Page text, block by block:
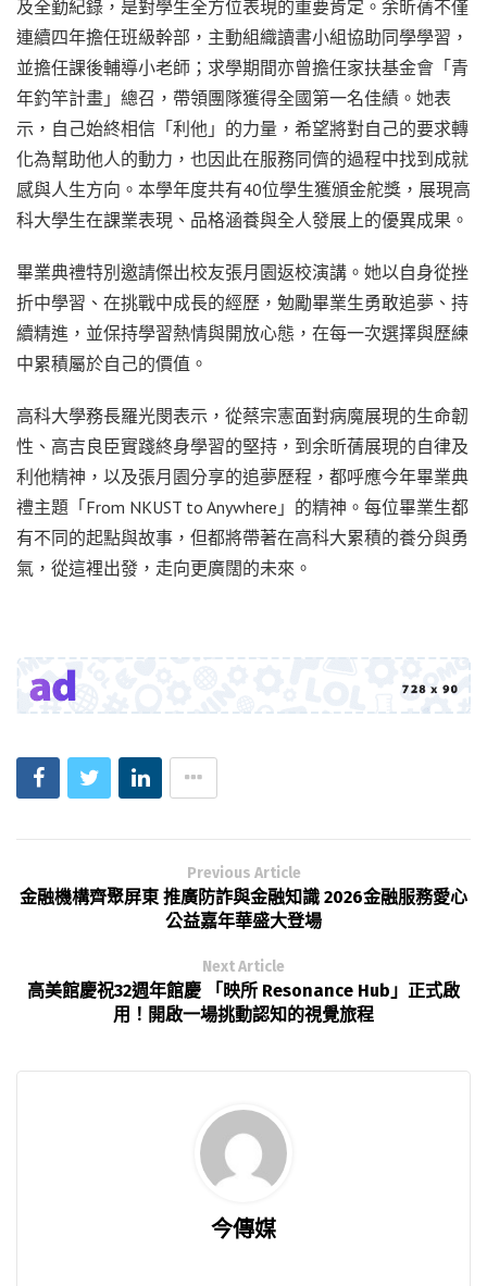
及全勤紀錄，是對學生全方位表現的重要肯定。余昕蒨不僅
連續四年擔任班級幹部，主動組織讀書小組協助同學學習，
並擔任課後輔導小老師；求學期間亦曾擔任家扶基金會「青
年釣竿計畫」總召，帶領團隊獲得全國第一名佳績。她表
示，自己始終相信「利他」的力量，希望將對自己的要求轉
化為幫助他人的動力，也因此在服務同儕的過程中找到成就
感與人生方向。本學年度共有40位學生獲頒金舵獎，展現高
科大學生在課業表現、品格涵養與全人發展上的優異成果。
畢業典禮特別邀請傑出校友張月園返校演講。她以自身從挫
折中學習、在挑戰中成長的經歷，勉勵畢業生勇敢追夢、持
續精進，並保持學習熱情與開放心態，在每一次選擇與歷練
中累積屬於自己的價值。
高科大學務長羅光閔表示，從蔡宗憲面對病魔展現的生命韌
性、高吉良臣實踐終身學習的堅持，到余昕蒨展現的自律及
利他精神，以及張月園分享的追夢歷程，都呼應今年畢業典
禮主題「From NKUST to Anywhere」的精神。每位畢業生都
有不同的起點與故事，但都將帶著在高科大累積的養分與勇
氣，從這裡出發，走向更廣闊的未來。
Previous Article
金融機構齊聚屏東 推廣防詐與金融知識 2026金融服務愛心
公益嘉年華盛大登場
Next Article
高美館慶祝32週年館慶 「映所 Resonance Hub」正式啟
用！開啟一場挑動認知的視覺旅程
今傳媒